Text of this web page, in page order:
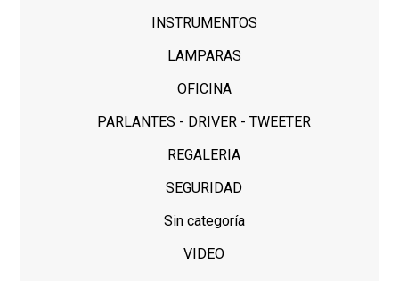
INSTRUMENTOS
LAMPARAS
OFICINA
PARLANTES - DRIVER - TWEETER
REGALERIA
SEGURIDAD
Sin categoría
VIDEO